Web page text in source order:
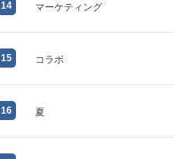
14 マーケティング
15 コラボ
16 夏